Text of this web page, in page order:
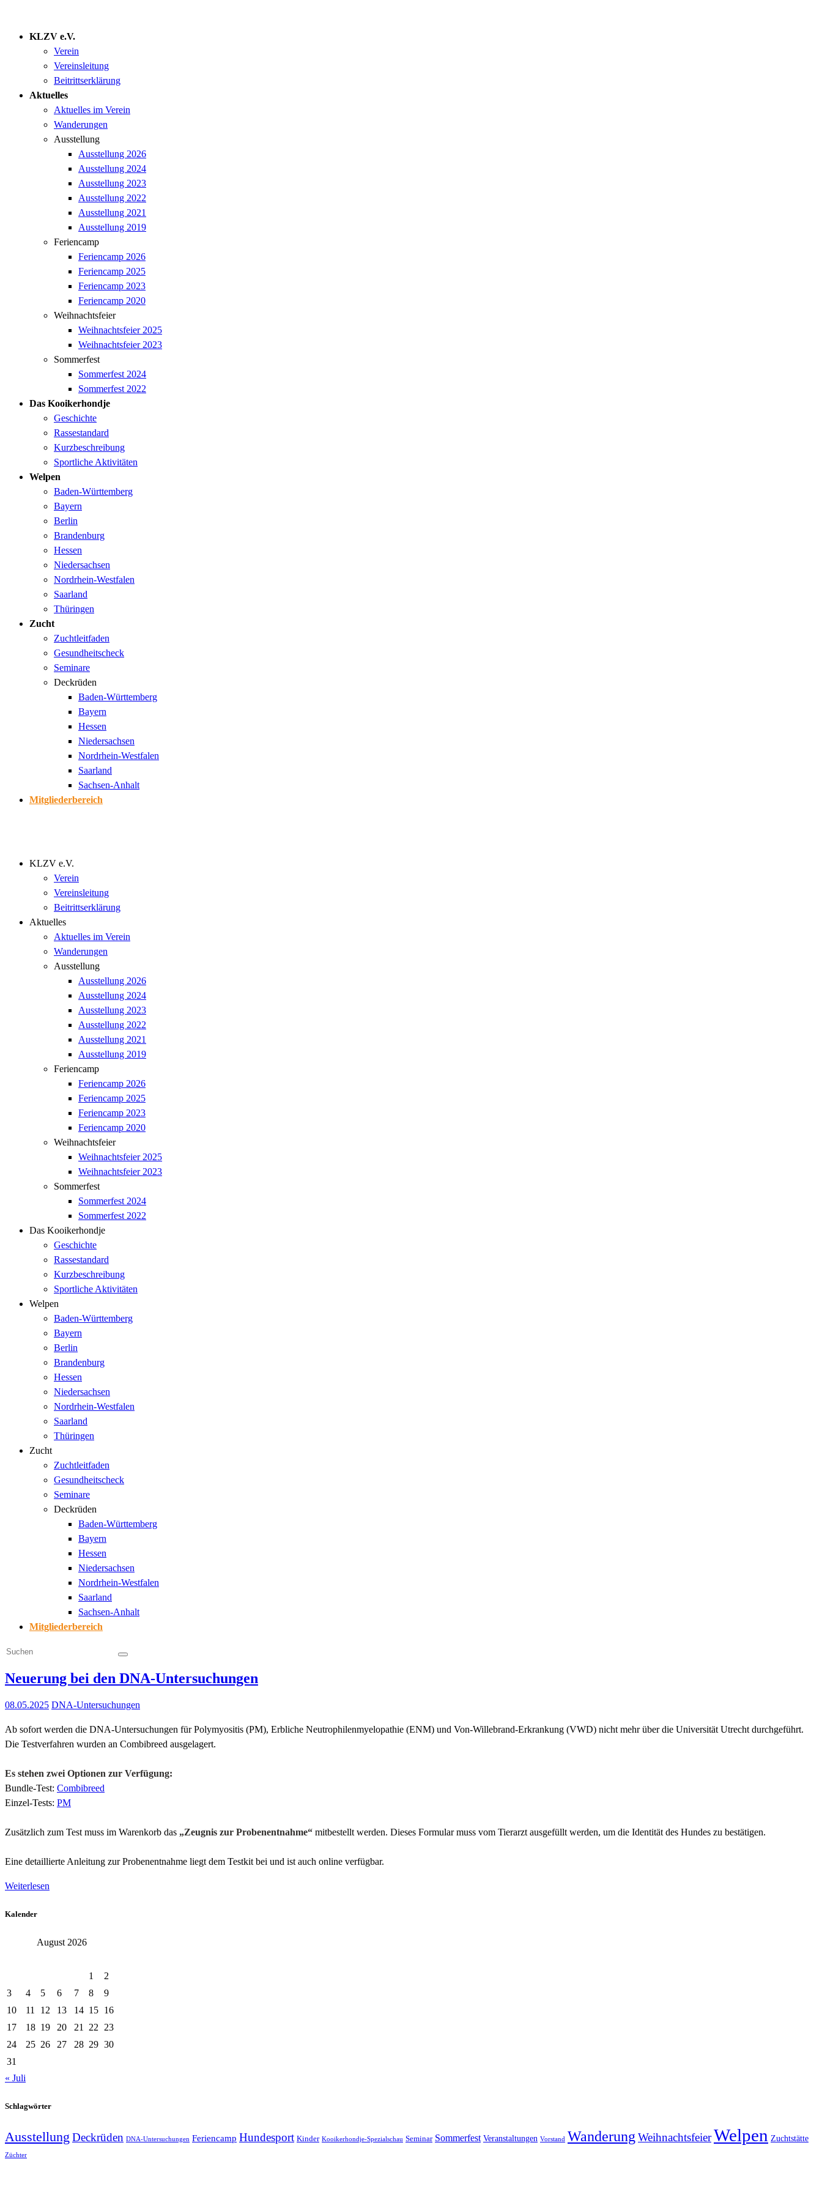
KLZV e.V.
Verein
Vereinsleitung
Beitrittserklärung
Aktuelles
Aktuelles im Verein
Wanderungen
Ausstellung
Ausstellung 2026
Ausstellung 2024
Ausstellung 2023
Ausstellung 2022
Ausstellung 2021
Ausstellung 2019
Feriencamp
Feriencamp 2026
Feriencamp 2025
Feriencamp 2023
Feriencamp 2020
Weihnachtsfeier
Weihnachtsfeier 2025
Weihnachtsfeier 2023
Sommerfest
Sommerfest 2024
Sommerfest 2022
Das Kooikerhondje
Geschichte
Rassestandard
Kurzbeschreibung
Sportliche Aktivitäten
Welpen
Baden-Württemberg
Bayern
Berlin
Brandenburg
Hessen
Niedersachsen
Nordrhein-Westfalen
Saarland
Thüringen
Zucht
Zuchtleitfaden
Gesundheitscheck
Seminare
Deckrüden
Baden-Württemberg
Bayern
Hessen
Niedersachsen
Nordrhein-Westfalen
Saarland
Sachsen-Anhalt
Mitgliederbereich
KLZV e.V.
Verein
Vereinsleitung
Beitrittserklärung
Aktuelles
Aktuelles im Verein
Wanderungen
Ausstellung
Ausstellung 2026
Ausstellung 2024
Ausstellung 2023
Ausstellung 2022
Ausstellung 2021
Ausstellung 2019
Feriencamp
Feriencamp 2026
Feriencamp 2025
Feriencamp 2023
Feriencamp 2020
Weihnachtsfeier
Weihnachtsfeier 2025
Weihnachtsfeier 2023
Sommerfest
Sommerfest 2024
Sommerfest 2022
Das Kooikerhondje
Geschichte
Rassestandard
Kurzbeschreibung
Sportliche Aktivitäten
Welpen
Baden-Württemberg
Bayern
Berlin
Brandenburg
Hessen
Niedersachsen
Nordrhein-Westfalen
Saarland
Thüringen
Zucht
Zuchtleitfaden
Gesundheitscheck
Seminare
Deckrüden
Baden-Württemberg
Bayern
Hessen
Niedersachsen
Nordrhein-Westfalen
Saarland
Sachsen-Anhalt
Mitgliederbereich
Neuerung bei den DNA-Untersuchungen
08.05.2025 DNA-Untersuchungen
Ab sofort werden die DNA-Untersuchungen für Polymyositis (PM), Erbliche Neutrophilenmyelopathie (ENM) und Von-Willebrand-Erkrankung (VWD) nicht mehr über die Universität Utrecht durchgeführt.
Die Testverfahren wurden an Combibreed ausgelagert.
Es stehen zwei Optionen zur Verfügung:
Bundle-Test: Combibreed
Einzel-Tests: PM
Zusätzlich zum Test muss im Warenkorb das „Zeugnis zur Probenentnahme“ mitbestellt werden. Dieses Formular muss vom Tierarzt ausgefüllt werden, um die Identität des Hundes zu bestätigen.
Eine detaillierte Anleitung zur Probenentnahme liegt dem Testkit bei und ist auch online verfügbar.
Weiterlesen
Kalender
August 2026
1
2
3
4 5 6 7 8
9
10
11 12 13 14 15 16
17
18 19 20 21 22
23
24
25 26 27 28 29 30
31
« Juli
Schlagwörter
Ausstellung Deckrüden DNA-Untersuchungen Feriencamp Hundesport Kinder Kooikerhondje-Spezialschau Seminar Sommerfest Veranstaltungen Vorstand Wanderung WeihnachtsfeierWelpen Zuchtstätte
Züchter